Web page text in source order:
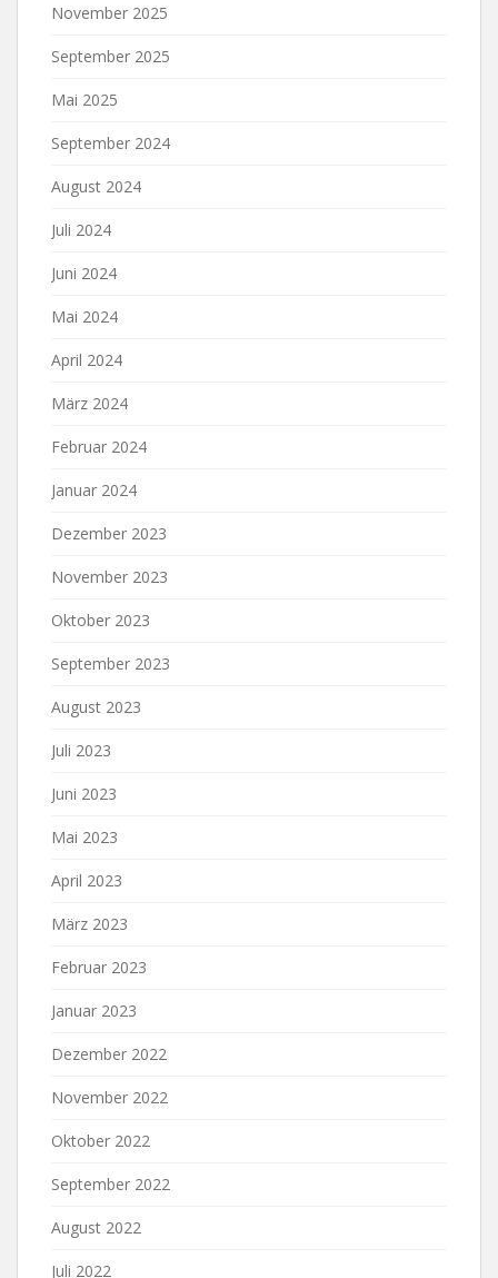
November 2025
September 2025
Mai 2025
September 2024
August 2024
Juli 2024
Juni 2024
Mai 2024
April 2024
März 2024
Februar 2024
Januar 2024
Dezember 2023
November 2023
Oktober 2023
September 2023
August 2023
Juli 2023
Juni 2023
Mai 2023
April 2023
März 2023
Februar 2023
Januar 2023
Dezember 2022
November 2022
Oktober 2022
September 2022
August 2022
Juli 2022